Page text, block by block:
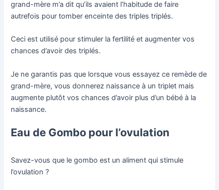
grand-mère m’a dit qu’ils avaient l’habitude de faire
autrefois pour tomber enceinte des triples triplés.
Ceci est utilisé pour stimuler la fertilité et augmenter vos
chances d’avoir des triplés.
Je ne garantis pas que lorsque vous essayez ce remède de
grand-mère, vous donnerez naissance à un triplet mais
augmente plutôt vos chances d’avoir plus d’un bébé à la
naissance.
Eau de Gombo pour l’ovulation
Savez-vous que le gombo est un aliment qui stimule
l’ovulation ?